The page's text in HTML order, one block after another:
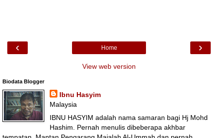
‹ ›
Home
View web version
Biodata Blogger
Ibnu Hasyim
Malaysia
IBNU HASYIM adalah nama samaran bagi Hj Mohd
Hashim. Pernah menulis dibeberapa akhbar